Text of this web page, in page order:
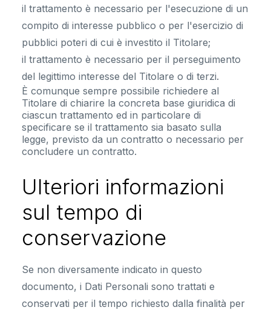
il trattamento è necessario per l'esecuzione di un
compito di interesse pubblico o per l'esercizio di
pubblici poteri di cui è investito il Titolare;
il trattamento è necessario per il perseguimento
del legittimo interesse del Titolare o di terzi.
È comunque sempre possibile richiedere al
Titolare di chiarire la concreta base giuridica di
ciascun trattamento ed in particolare di
specificare se il trattamento sia basato sulla
legge, previsto da un contratto o necessario per
concludere un contratto.
Ulteriori informazioni
sul tempo di
conservazione
Se non diversamente indicato in questo
documento, i Dati Personali sono trattati e
conservati per il tempo richiesto dalla finalità per